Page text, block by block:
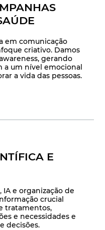
em comunicação
criativo. Damos
gerando
a um nível emocional
a vida das pessoas.
E
e organização de
crucial
tratamentos,
e necessidades e
decisões.